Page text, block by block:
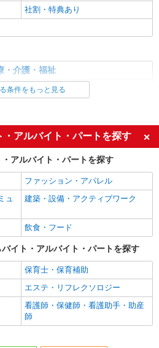
社割・特典あり
・介護・福祉
助産師
ミドル（40代～）活躍中
社会保険あり
条件をもっと見る
・アルバイト・パートを探す
アルバイト・パートを探す
ファッション・アパレル
ュ
建築・設備・アクティブワーク
飲食・フード
イト・アルバイト・パートを探す
保育士・保育補助
エステ・リフレクソロジー
看護師・保健師・看護助手・助産
師